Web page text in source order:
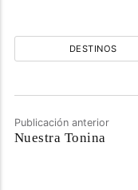
DESTINOS
Publicación anterior
Nuestra Tonina